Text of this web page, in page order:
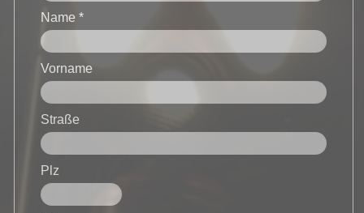
Name *
Vorname
Straße
Plz